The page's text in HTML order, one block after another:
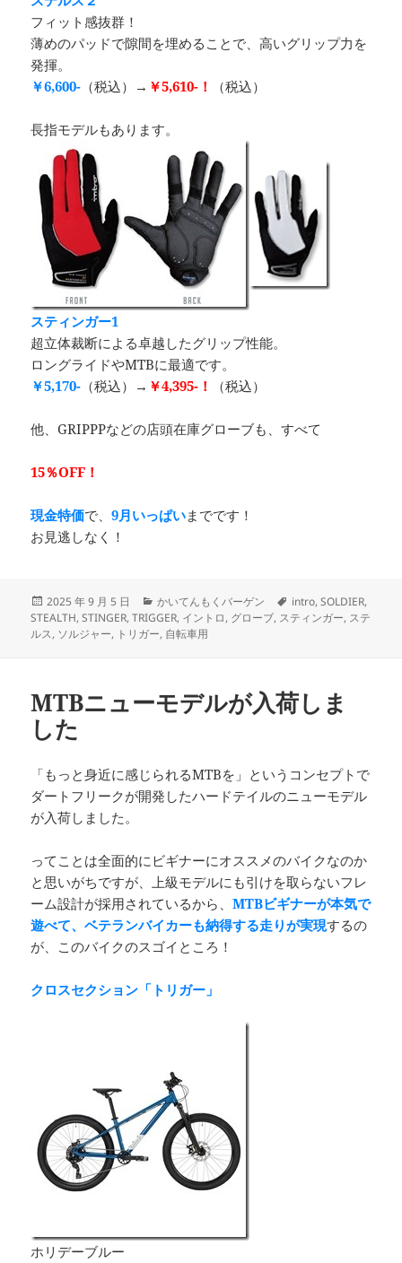
フィット感抜群！
薄めのパッドで隙間を埋めることで、高いグリップ力を
発揮。
￥6,600- （税込）→ ￥5,610-！ （税込）
長指モデルもあります。
スティンガー1
超立体裁断による卓越したグリップ性能。
ロングライドやMTBに最適です。
￥5,170- （税込）→ ￥4,395-！ （税込）
他、GRIPPPなどの店頭在庫グローブも、すべて
15％OFF！
現金特価で、9月いっぱいまでです！
お見逃しなく！
投
稿
日:
2025 年 9 月 5 日
カ
テ
ゴ
かいてんもくバーゲン
タ
グ
intro,SOLDIER,
STEALTH,STINGER,TRIGGER, イントロ, グローブ, スティンガー, ステ
ルス, ソルジャー, トリガー, 自転車用
MTBニューモデルが入荷しま
した
「もっと身近に感じられるMTBを」というコンセプトで
ダートフリークが開発したハードテイルのニューモデル
が入荷しました。
ってことは全面的にビギナーにオススメのバイクなのか
と思いがちですが、上級モデルにも引けを取らないフレ
ーム設計が採用されているから、MTBビギナーが本気で
遊べて、ベテランバイカーも納得する走りが実現するの
が、このバイクのスゴイところ！
クロスセクション「トリガー」
ホリデーブルー